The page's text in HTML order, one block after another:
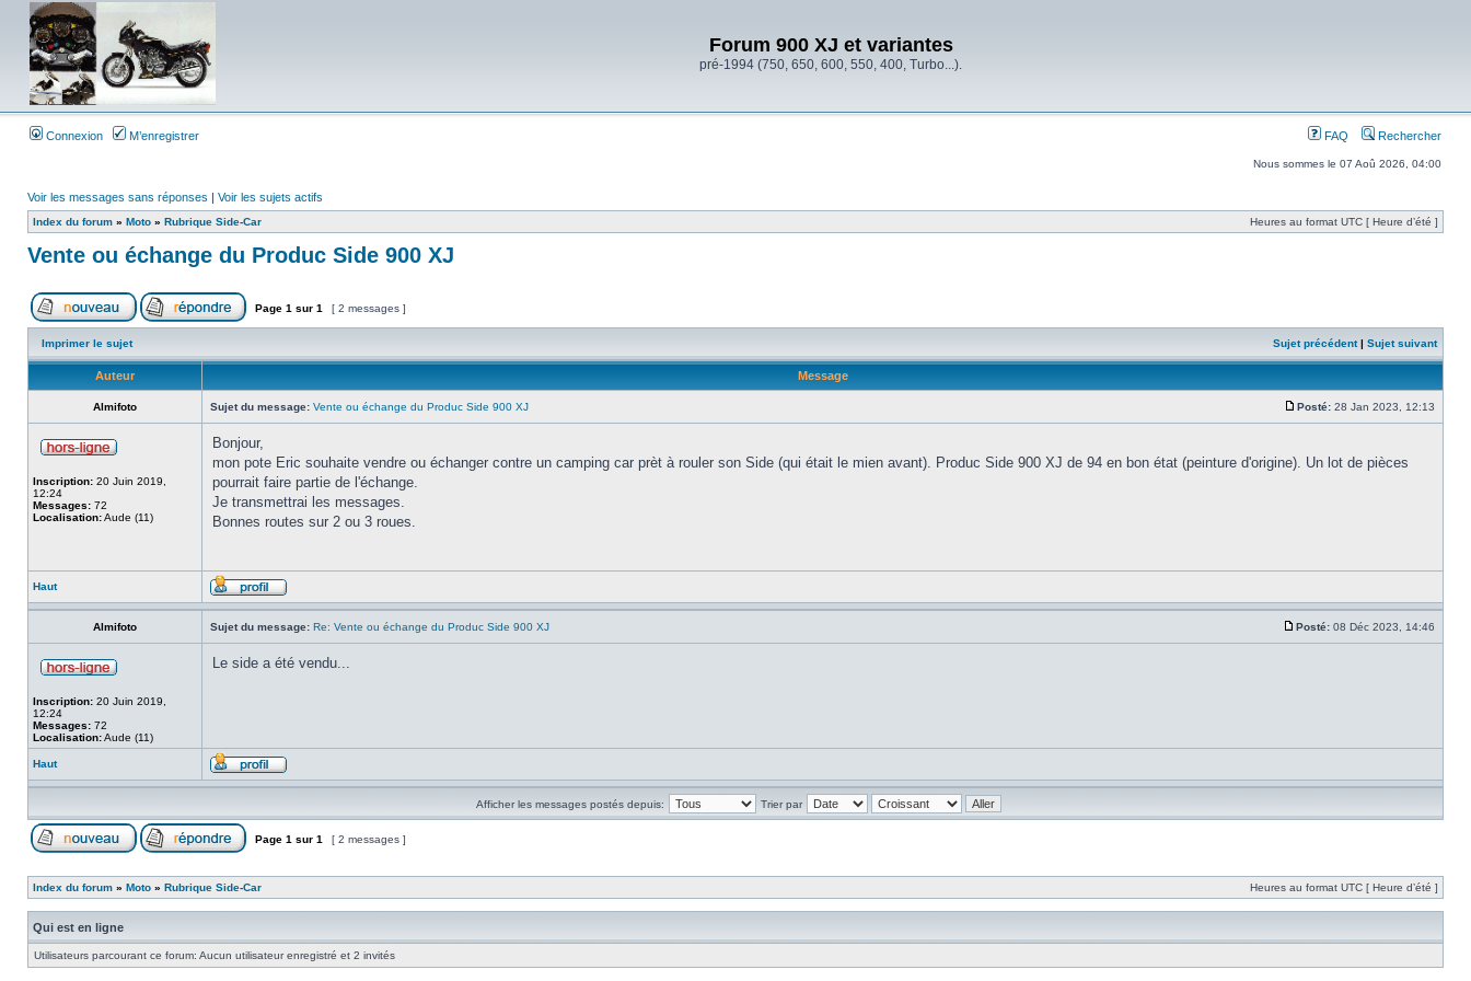
Forum 900 XJ et variantes
pré-1994 (750, 650, 600, 550, 400, Turbo...).
Connexion M’enregistrer FAQ Rechercher
Nous sommes le 07 Aoû 2026, 04:00
Voir les messages sans réponses | Voir les sujets actifs
Index du forum » Moto » Rubrique Side-Car Heures au format UTC [ Heure d’été ]
Vente ou échange du Produc Side 900 XJ
Page 1 sur 1 [ 2 messages ]
Imprimer le sujet Sujet précédent| Sujet suivant
Auteur Message
Almifoto Sujet du message: Vente ou échange du Produc Side 900 XJ Posté: 28 Jan 2023, 12:13
Inscription: 20 Juin 2019,
12:24
Messages: 72
Localisation:Aude (11)
Bonjour,
mon pote Eric souhaite vendre ou échanger contre un camping car prèt à rouler son Side (qui était le mien avant). Produc Side 900 XJ de 94 en bon état (peinture d'origine). Un lot de pièces
pourrait faire partie de l'échange.
Je transmettrai les messages.
Bonnes routes sur 2 ou 3 roues.
Haut
Almifoto Sujet du message: Re: Vente ou échange du Produc Side 900 XJ Posté: 08 Déc 2023, 14:46
Inscription: 20 Juin 2019,
12:24
Messages: 72
Localisation:Aude (11)
Le side a été vendu...
Haut
Afficher les messages postés depuis: Trier par
Page 1 sur 1 [ 2 messages ]
Index du forum » Moto » Rubrique Side-Car Heures au format UTC [ Heure d’été ]
Qui est en ligne
Utilisateurs parcourant ce forum: Aucun utilisateur enregistré et 2 invités